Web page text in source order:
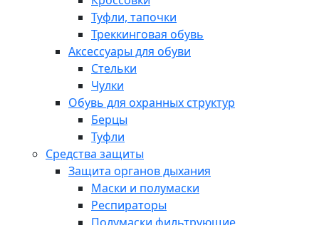
Туфли, тапочки
Треккинговая обувь
Аксессуары для обуви
Стельки
Чулки
Обувь для охранных структур
Берцы
Туфли
Средства защиты
Защита органов дыхания
Маски и полумаски
Респираторы